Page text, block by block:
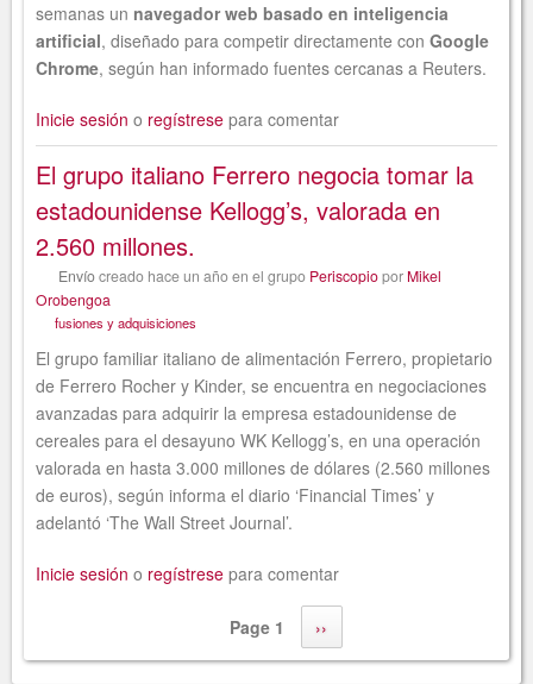
semanas un navegador web basado en inteligencia
artificial, diseñado para competir directamente con Google
Chrome, según han informado fuentes cercanas a Reuters.
Inicie sesión o regístrese para comentar
El grupo italiano Ferrero negocia tomar la
estadounidense Kellogg’s, valorada en
2.560 millones.
Envíocreado hace un añoen el grupo Periscopiopor Mikel
Orobengoa
fusiones y adquisiciones
El grupo familiar italiano de alimentación Ferrero, propietario
de Ferrero Rocher y Kinder, se encuentra en negociaciones
avanzadas para adquirir la empresa estadounidense de
cereales para el desayuno WK Kellogg’s, en una operación
valorada en hasta 3.000 millones de dólares (2.560 millones
de euros), según informa el diario ‘Financial Times’ y
adelantó ‘The Wall Street Journal’.
Inicie sesión o regístrese para comentar
Page 1 ››